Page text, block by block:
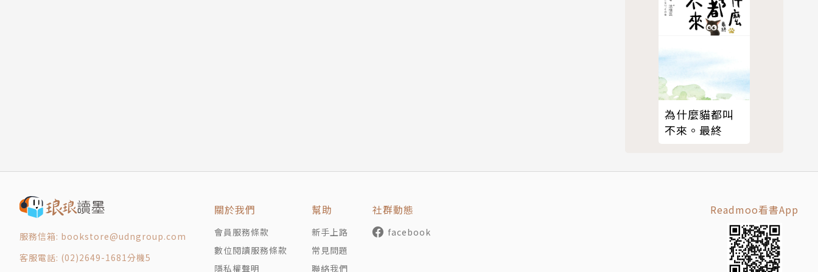
為什麼貓都叫
不來。最終
服務信箱: bookstore@udngroup.com
客服電話: (02)2649-1681分機5
關於我們
會員服務條款
數位閱讀服務條款
隱私權聲明
幫助
新手上路
常見問題
聯絡我們
社群動態
facebook
Readmoo看書App